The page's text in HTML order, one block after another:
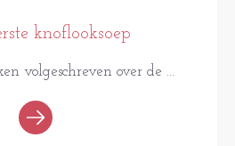
knoflooksoep
volgeschreven over de ...